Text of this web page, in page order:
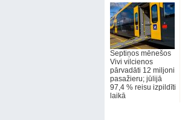
Septiņos mēnešos
Vivi vilcienos
pārvadāti 12 miljoni
pasažieru; jūlijā
97,4 % reisu izpildīti
laikā